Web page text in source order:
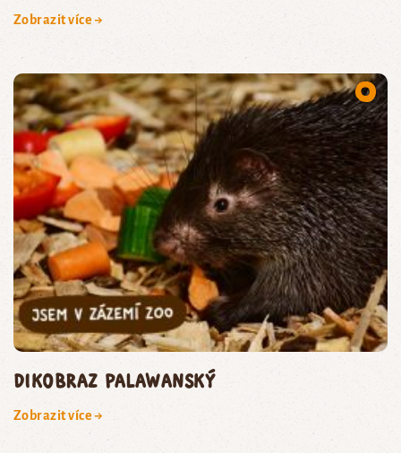
Zobrazit více →
dikobraz palawanský
Zobrazit více →